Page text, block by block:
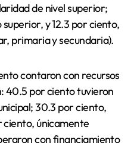
de nivel superior;
y 12.3 por ciento,
primaria y secundaria).
contaron con recursos
40.5 por ciento tuvieron
30.3 por ciento,
ciento, únicamente
con financiamiento